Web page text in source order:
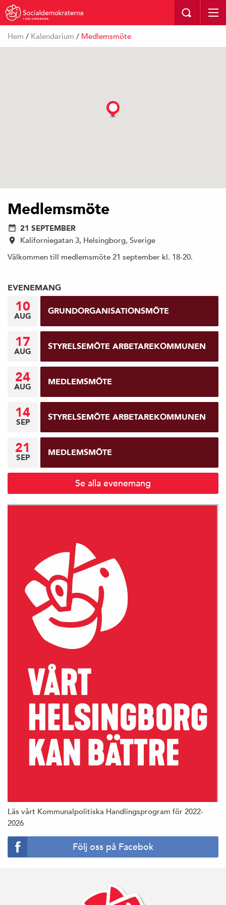
I HELSINGBORG
Hem / Kalendarium / Medlemsmöte
Medlemsmöte
21 SEPTEMBER
Kaliforniegatan 3, Helsingborg, Sverige
Välkommen till medlemsmöte 21 september kl. 18-20.
EVENEMANG
10
AUG GRUNDORGANISATIONSMÖTE
17
AUG STYRELSEMÖTE ARBETAREKOMMUNEN
24
AUG MEDLEMSMÖTE
14
SEP STYRELSEMÖTE ARBETAREKOMMUNEN
21
SEP MEDLEMSMÖTE
Se alla evenemang
Läs vårt Kommunalpolitiska Handlingsprogram för 2022-
2026
Följ oss på Facebok